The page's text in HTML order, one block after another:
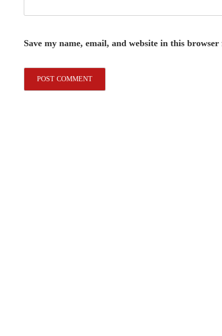
Save my name, email, and website in this